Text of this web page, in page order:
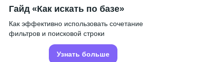
Гайд «Как искать по базе»
Как эффективно использовать сочетание
фильтров и поисковой строки
Узнать больше